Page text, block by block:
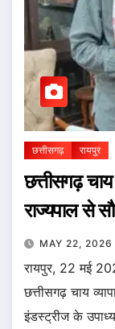
छत्तीसगढ़ रायपुर
छत्तीसगढ़ चाय
राज्यपाल से
MAY 22, 2026
रायपुर, 22 मई
छत्तीसगढ़ चाय
इंडस्ट्रीज के